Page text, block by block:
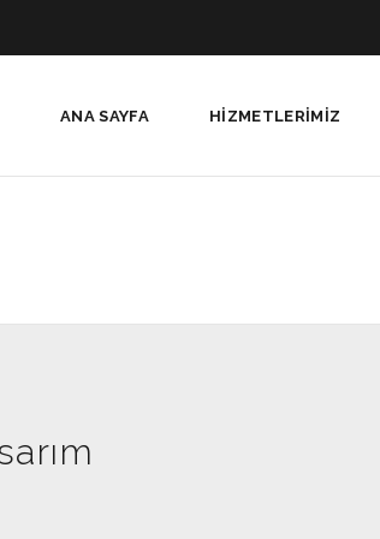
ANA SAYFA HIZMETLERIMIZ